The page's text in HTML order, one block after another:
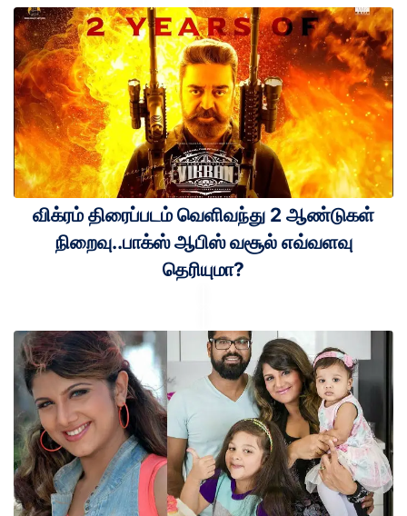
விக்ரம் திரைப்படம் வெளிவந்து 2 ஆண்டுகள்
நிறைவு..பாக்ஸ் ஆபிஸ் வசூல் எவ்வளவு
தெரியுமா?